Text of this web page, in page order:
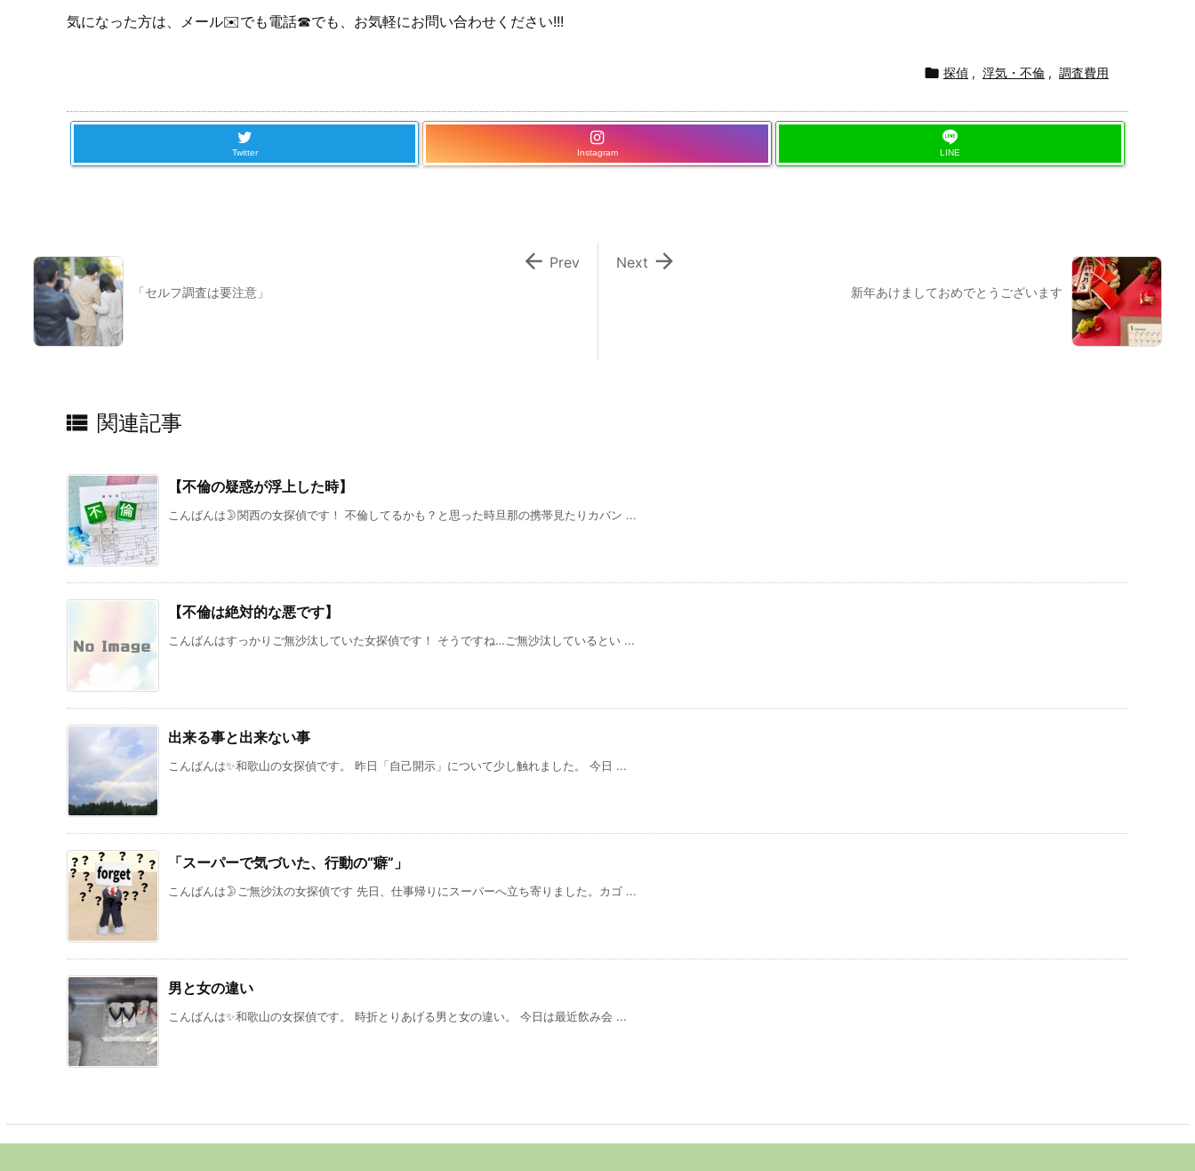
気になった方は、メール✉️でも電話☎でも、お気軽にお問い合わせください!!!
 探偵 , 浮気・不倫 , 調査費用
Twitter Instagram LINE
新年あけましておめでとうございます

Next
「セルフ調査は要注意」
 Prev
 関連記事
【不倫の疑惑が浮上した時】
こんばんは🌛関西の女探偵です！ 不倫してるかも？と思った時旦那の携帯見たりカバン ...
【不倫は絶対的な悪です】
こんばんはすっかりご無沙汰していた女探偵です！ そうですね…ご無沙汰しているとい ...
出来る事と出来ない事
こんばんは✨和歌山の女探偵です。 昨日「自己開示」について少し触れました。 今日 ...
「スーパーで気づいた、行動の“癖”」
こんばんは🌛ご無沙汰の女探偵です 先日、仕事帰りにスーパーへ立ち寄りました。カゴ ...
男と女の違い
こんばんは✨和歌山の女探偵です。 時折とりあげる男と女の違い。 今日は最近飲み会 ...